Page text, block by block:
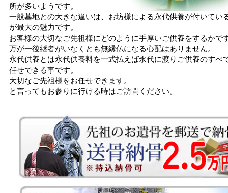
所が多いようです。
一般墓地との大きな違いは、お坊様による永代供養が付いてい
が最大の魅力です。
お客様の大切なご先祖様にどのように手厚いご供養をするかで
万が一後継者がいなくとも無縁仏になる心配はありません。
永代供養とは永代供養料を一式払えば永代に渡りご供養のすべ
任せできる事です。
大切なご先祖様をお任せできます。
と言ってもお参りに行ける時はご訪問ください。